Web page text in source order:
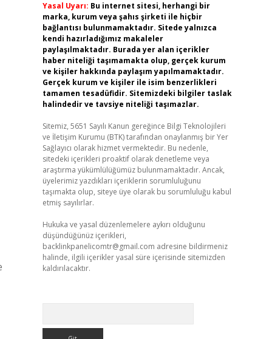
Yasal Uyarı: Bu internet sitesi, herhangi bir
marka, kurum veya şahıs şirketi ile hiçbir
bağlantısı bulunmamaktadır. Sitede yalnızca
kendi hazırladığımız makaleler
paylaşılmaktadır. Burada yer alan içerikler
haber niteliği taşımamakta olup, gerçek kurum
ve kişiler hakkında paylaşım yapılmamaktadır.
Gerçek kurum ve kişiler ile isim benzerlikleri
tamamen tesadüfidir. Sitemizdeki bilgiler taslak
halindedir ve tavsiye niteliği taşımazlar.
Sitemiz, 5651 Sayılı Kanun gereğince Bilgi Teknolojileri
ve İletişim Kurumu (BTK) tarafından onaylanmış bir Yer
Sağlayıcı olarak hizmet vermektedir. Bu nedenle,
sitedeki içerikleri proaktif olarak denetleme veya
araştırma yükümlülüğümüz bulunmamaktadır. Ancak,
üyelerimiz yazdıkları içeriklerin sorumluluğunu
taşımakta olup, siteye üye olarak bu sorumluluğu kabul
etmiş sayılırlar.
Hukuka ve yasal düzenlemelere aykırı olduğunu
düşündüğünüz içerikleri,
backlinkpanelicomtr@gmail.com adresine bildirmeniz
halinde, ilgili içerikler yasal süre içerisinde sitemizden
kaldırılacaktır.